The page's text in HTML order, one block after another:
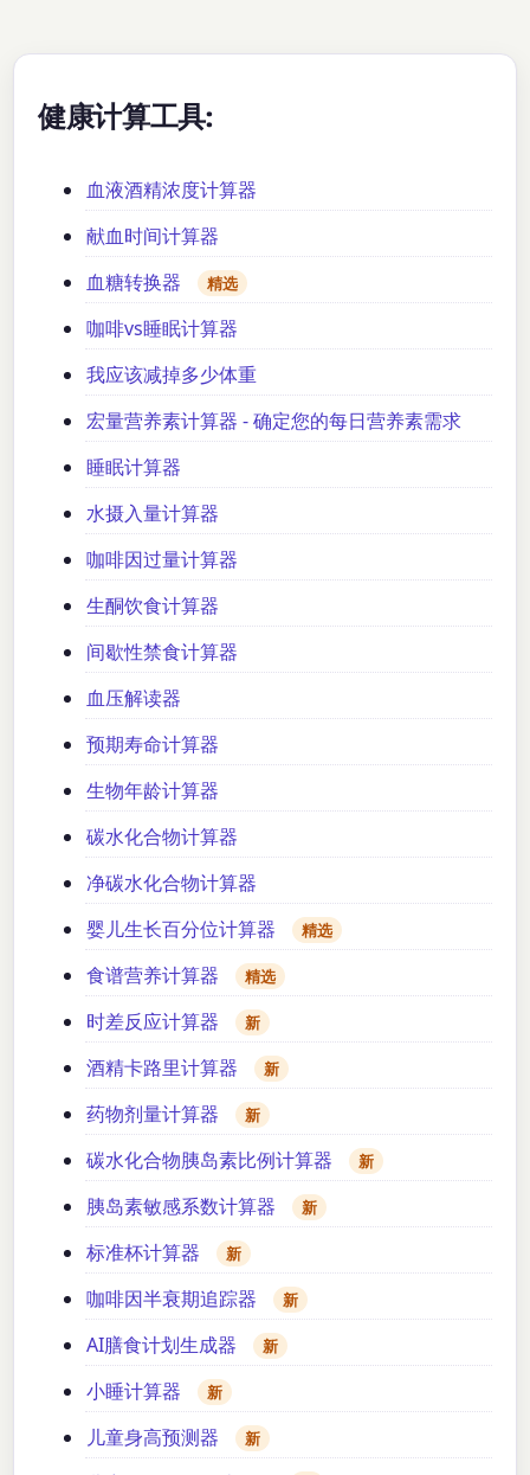
健康计算工具:
血液酒精浓度计算器
献血时间计算器
血糖转换器
精选
咖啡vs睡眠计算器
我应该减掉多少体重
宏量营养素计算器 - 确定您的每日营养素需求
睡眠计算器
水摄入量计算器
咖啡因过量计算器
生酮饮食计算器
间歇性禁食计算器
血压解读器
预期寿命计算器
生物年龄计算器
碳水化合物计算器
净碳水化合物计算器
婴儿生长百分位计算器
精选
食谱营养计算器 精选
时差反应计算器 新
酒精卡路里计算器 新
药物剂量计算器 新
碳水化合物胰岛素比例计算器 新
胰岛素敏感系数计算器 新
标准杯计算器 新
咖啡因半衰期追踪器 新
AI膳食计划生成器 新
小睡计算器 新
儿童身高预测器 新